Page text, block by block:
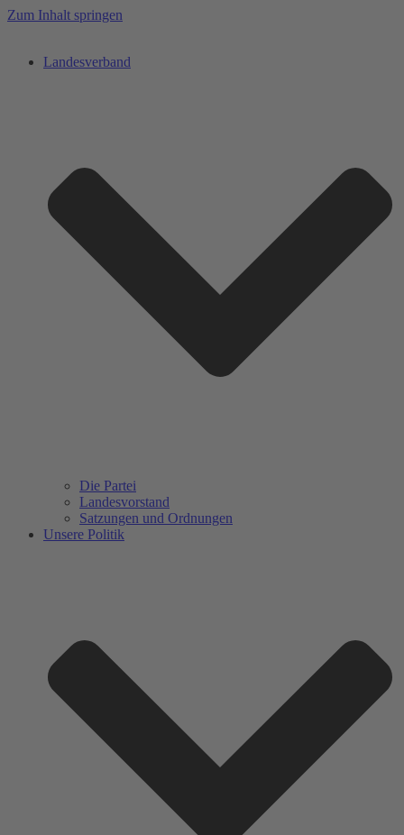
Zum Inhalt springen
Landesverband
Die Partei
Landesvorstand
Satzungen und Ordnungen
Unsere Politik